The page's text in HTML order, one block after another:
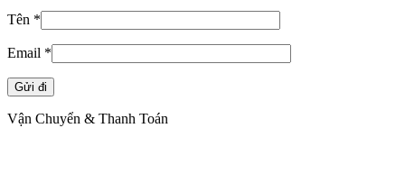
Tên *
Email *
Vận Chuyển & Thanh Toán